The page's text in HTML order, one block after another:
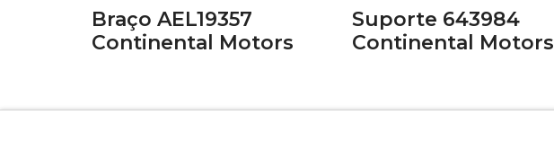
Braço AEL19357
Continental Motors
Suporte 643984
Continental Motors